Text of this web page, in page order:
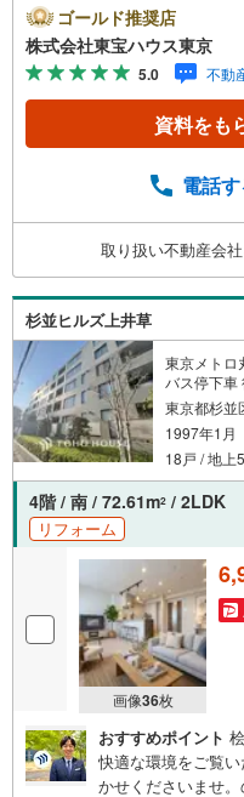
ayボーナスライトが
キャンペーン」の対
学予約をする」ボタ
ahoo！ JAPAN ID
ナスライトは出金
料のご請求はお気
ゴールド推奨店
株式会社東宝ハウス東京
5.0 不動
資料をも
電話
取り扱い不動産会
杉並ヒルズ上井草
東京メトロ
バス停下車
東京都杉並
1997年1月
18戸 / 地上
4階 / 南 / 72.61m2 / 2LDK
リフォーム
画像36枚
おすすめポイント
快適な環境をご覧
かせくださいませ